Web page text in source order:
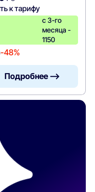
к тарифу
с 3-го
месяца -
1150
-48%
Подробнее —>